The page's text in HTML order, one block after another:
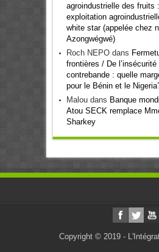
agroindustrielle des fruits
exploitation
white star (appelée chez
Azongwégwé)
Roch NEPOdans
frontières / De l’insécurité
contrebande : quelle
pour le Bénin et le
Maloudans Banque
Atou SECK remplace
Sharkey
Copyright © 2019 -